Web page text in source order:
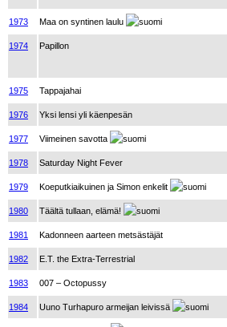
1973 Maa on syntinen laulu
1974 Papillon
1975 Tappajahai
1976 Yksi lensi yli käenpesän
1977 Viimeinen savotta
1978 Saturday Night Fever
1979 Koeputkiaikuinen ja Simon enkelit
1980 Täältä tullaan, elämä!
1981 Kadonneen aarteen metsästäjät
1982 E.T. the Extra-Terrestrial
1983 007 – Octopussy
1984 Uuno Turhapuro armeijan leivissä